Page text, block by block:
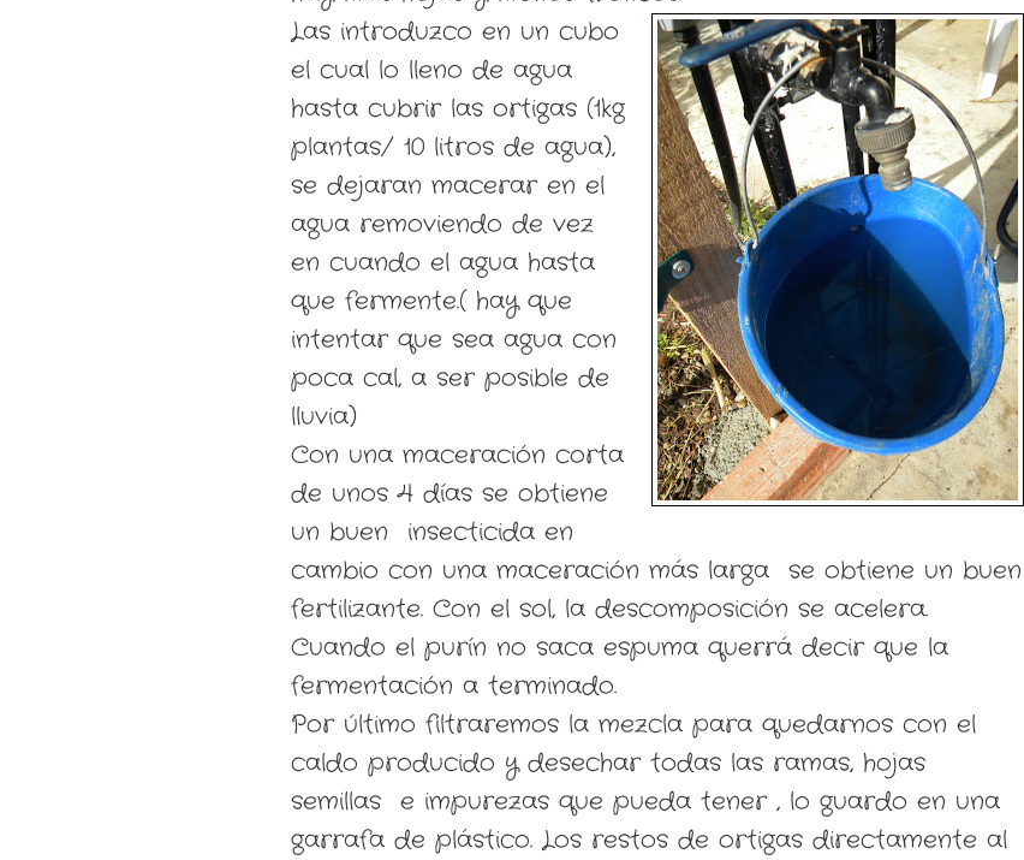
Las introduzco en un cubo
el cual lo lleno de agua
hasta cubrir las ortigas (1kg
plantas/ 10 litros de agua),
se dejaran macerar en el
agua removiendo de vez
en cuando el agua hasta
que fermente.( hay que
intentar que sea agua con
poca cal, a ser posible de
lluvia)
Con una maceración corta
de unos 4 días se obtiene
un buen insecticida en
cambio con una maceración más larga se obtiene un buen
fertilizante. Con el sol, la descomposición se acelera.
Cuando el purín no saca espuma querrá decir que la
fermentación a terminado.
Por último filtraremos la mezcla para quedarnos con el
caldo producido y desechar todas las ramas, hojas
semillas e impurezas que pueda tener , lo guardo en una
garrafa de plástico. Los restos de ortigas directamente al